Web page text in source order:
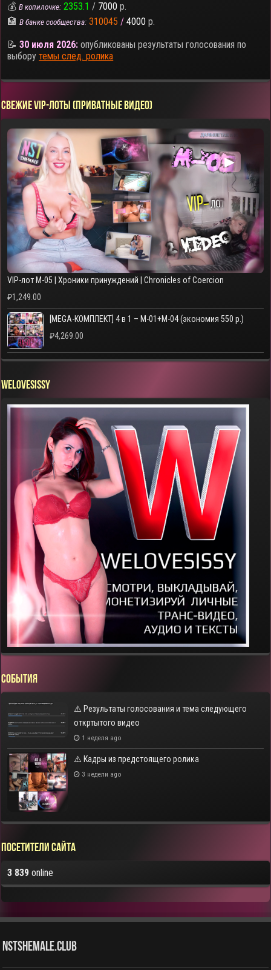
💰В копилочке: 2353.1 / 7000 р.
🏦В банке сообщества: 310045 / 4000 р.
📝30 июля 2026: опубликованы результаты голосования по
выборутемы след. ролика
СВЕЖИЕ VIP-ЛОТЫ (ПРИВАТНЫЕ ВИДЕО)
▶
VIP-лот M-05 | Хроники принуждений | Chronicles of Coercion
₽1,249.00
[MEGA-КОМПЛЕКТ] 4 в 1 – M-01+M-04 (экономия 550 р.)
₽4,269.00
WELOVESISSY
СОБЫТИЯ
⚠️ Результаты голосования и тема следующего
откртытого видео
1 неделя ago
⚠️ Кадры из предстоящего ролика
3 недели ago
Посетители сайта
3 839 online
NstShemale.Club